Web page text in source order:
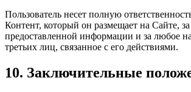
Пользователь несет полную
Контент, который он размещает на Сайте, за
предоставленной информации и за любое
третьих лиц, связанное с его действиями.
10. Заключительные